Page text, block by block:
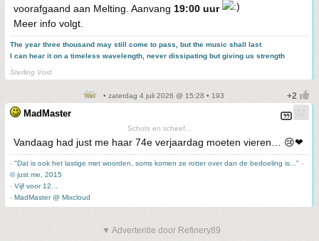
voorafgaand aan Melting. Aanvang 19:00 uur
Meer info volgt.
The year three thousand may still come to pass, but the music shall last
I can hear it on a timeless wavelength, never dissipating but giving us strength
Sterling Void
• zaterdag 4 juli 2026 @ 15:28 • 193
MadMaster
Schots en scheef...
Vandaag had just me haar 74e verjaardag moeten vieren… 😢❤
- "Dat is ook het lastige met woorden, soms komen ze rotter over dan de bedoeling is..." -
© just me, 2015
- Vijf voor 12...
- MadMaster @ Mixcloud
▼ Advertentie door Refinery89